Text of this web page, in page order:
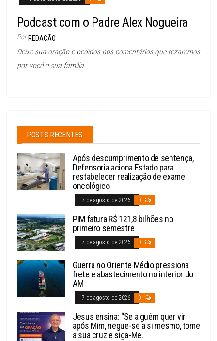
Podcast com o Padre Alex Nogueira
Por REDAÇÃO
Deixe sua oração e pedidos nos comentários que rezaremos
por você e sua família.
POSTS RECENTES
Após descumprimento de sentença,
Defensoria aciona Estado para
restabelecer realização de exame
oncológico
7 de agosto de 2026 0
PIM fatura R$ 121,8 bilhões no
primeiro semestre
7 de agosto de 2026 0
Guerra no Oriente Médio pressiona
frete e abastecimento no interior do
AM
7 de agosto de 2026 0
Jesus ensina: “Se alguém quer vir
após Mim, negue-se a si mesmo, tome
a sua cruz e siga-Me.